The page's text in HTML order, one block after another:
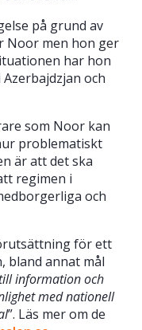
på grund av
Noor men hon ger
har hon
och
som Noor kan
problematiskt
är att det ska
regimen i
och
för ett
bland annat mål
information och
med nationell
”. Läs mer om de